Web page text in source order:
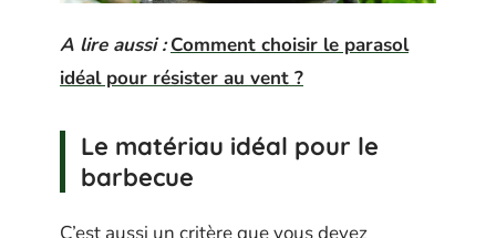
A lire aussi : Comment choisir le parasol
idéal pour résister au vent ?
Le matériau idéal pour le
barbecue